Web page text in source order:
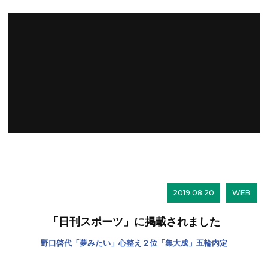
2019.08.20 WEB
「日刊スポーツ」に掲載されました
野口啓代「夢みたい」心整え２位「集大成」五輪内定